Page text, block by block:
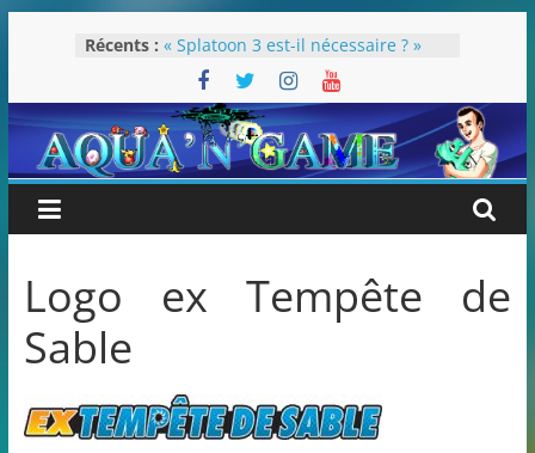
Récents : « Splatoon 3 est-il nécessaire ? »
« Dans les coulisses des JV Harry
Potter »
Pokémon Écarlate : ceci est une
révolution (ou pas) !
Attentes 2023
Rétrospective 2022
Logo ex Tempête de
Sable